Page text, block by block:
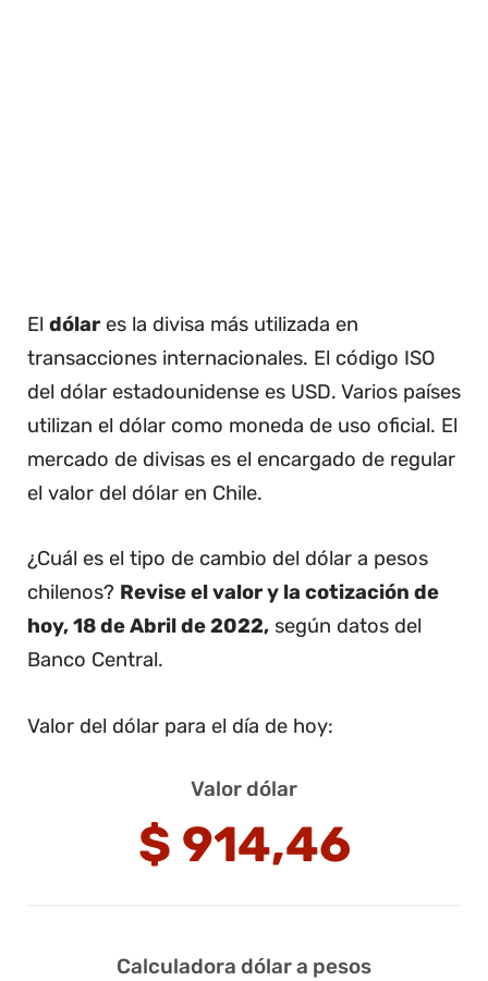
El dólares la divisa más utilizada en
transacciones internacionales. El código ISO
del dólar estadounidense es USD. Varios países
utilizan el dólar como moneda de uso oficial. El
mercado de divisas es el encargado de regular
el valor del dólar en Chile.
¿Cuál es el tipo de cambio del dólar a pesos
chilenos? Revise el valor y la cotización de
hoy, 18 de Abril de 2022, según datos del
Banco Central.
Valor del dólar para el día de hoy:
Valor dólar
$ 914,46
Calculadora dólar a pesos